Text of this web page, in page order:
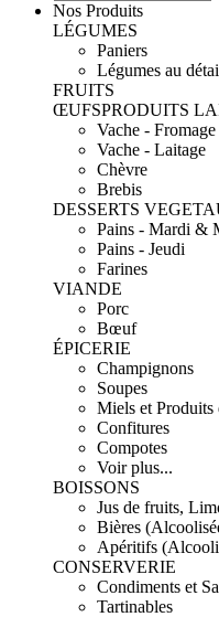
Nos Produits
LÉGUMES
Paniers
Légumes au
FRUITS
ŒUFSPRODUITS
Vache - Fromage
Vache - Laitage
Chèvre
Brebis
DESSERTS
Pains - Mardi &
Pains - Jeudi
Farines
VIANDE
Porc
Bœuf
ÉPICERIE
Champignons
Soupes
Miels et Produits
Confitures
Compotes
Voir plus...
BOISSONS
Jus de fruits,
Bières
Apéritifs
CONSERVERIE
Condiments et
Tartinables